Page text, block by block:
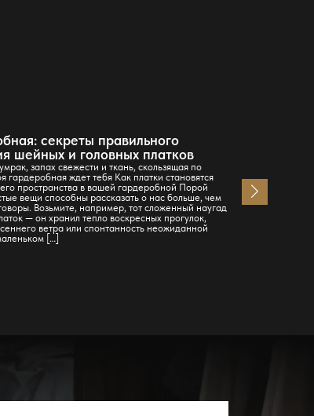
секреты правильного
шейных и головных платков
запах свежести и ткань, скользящая по
гардеробная ждет тебя Как платки становятся
пространства в вашей гардеробной Порой
вещи способны рассказать о нас больше, чем
Возьмите, например, тот сложенный наугад
— он хранил тепло воскресных прогулок,
ветра или спонтанность неожиданной
[…]
Компания
выбор